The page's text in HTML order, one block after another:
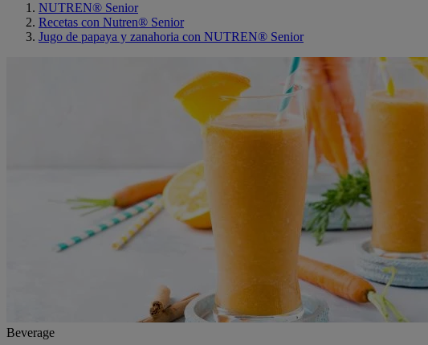
NUTREN® Senior
Recetas con Nutren® Senior
Jugo de papaya y zanahoria con NUTREN® Senior
Beverage